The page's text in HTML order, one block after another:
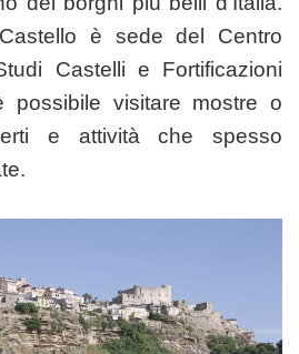
è sede del Centro
Castelli e Fortificazioni
possibile visitare mostre o
e attività che spesso